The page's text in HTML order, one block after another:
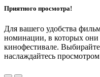
Приятного просмотра!
Для вашего удобства
номинации, в которых
кинофестивале.
наслаждайтесь